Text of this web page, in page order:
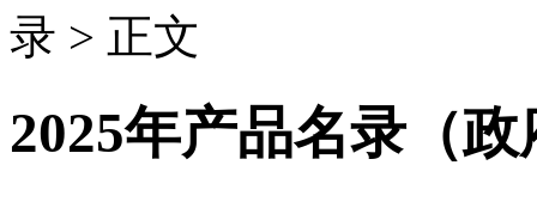
录 > 正文
2025年产品名录（